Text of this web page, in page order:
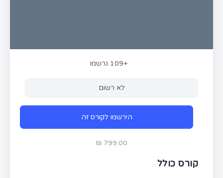
+109 נרשמו
לא רשום
הירשמו לקורס זה
קורס כולל